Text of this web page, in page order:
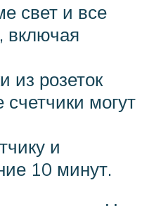
свет и все
включая
из розеток
могут
и
10 минут.